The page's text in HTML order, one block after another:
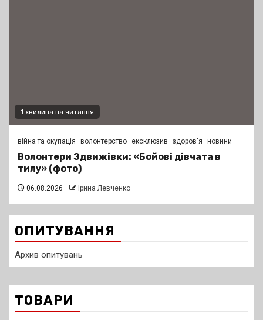
1 хвилина на читання
війна та окупація волонтерство ексклюзив здоров'я новини
Волонтери Здвижівки: «Бойові дівчата в
тилу» (фото)
06.08.2026 Ірина Левченко
ОПИТУВАННЯ
Архив опитувань
ТОВАРИ